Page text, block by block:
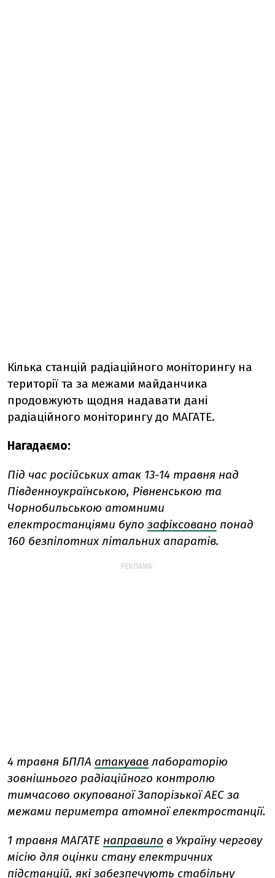
Кілька станцій радіаційного моніторингу на
території та за межами майданчика
продовжують щодня надавати дані
радіаційного моніторингу до МАГАТЕ.
Нагадаємо:
Під час російських атак 13-14 травня над
Південноукраїнською, Рівненською та
Чорнобильською атомними
електростанціями було зафіксовано понад
160 безпілотних літальних апаратів.
РЕКЛАМА:
4 травня БПЛА атакував лабораторію
зовнішнього радіаційного контролю
тимчасово окупованої Запорізької АЕС за
межами периметра атомної електростанції.
1 травня МАГАТЕ направило в Україну чергову
місію для оцінки стану електричних
підстанцій, які забезпечують стабільну